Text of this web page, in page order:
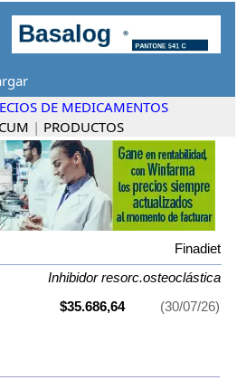
DE MEDICAMENTOS
| PRODUCTOS
Finadiet
Inhibidor resorc.osteoclástica
$35.686,64
(30/07/26)